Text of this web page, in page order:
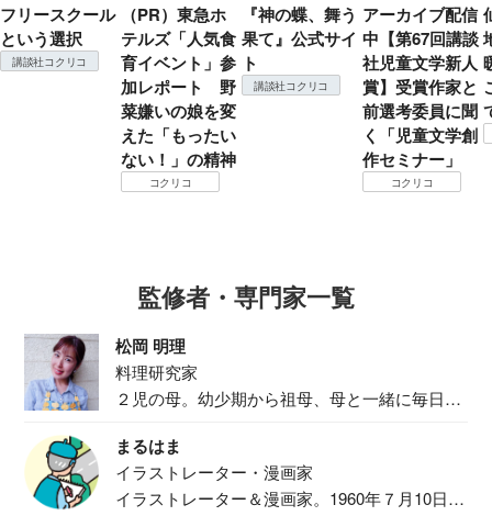
フリースクール
という選択
講談社コクリコ
（PR）東急ホ
テルズ「人気食
育イベント」参
加レポート 野
菜嫌いの娘を変
えた「もったい
ない！」の精神
コクリコ
『神の蝶、舞う
果て』公式サイ
ト
講談社コクリコ
アーカイブ配信
中【第67回講談
社児童文学新人
賞】受賞作家と
前選考委員に聞
く「児童文学創
作セミナー」
コクリコ
監修者・専門家一覧
松岡 明理
料理研究家
２児の母。幼少期から祖母、母と一緒に毎日の
まるはま
イラストレーター・漫画家
イラストレーター＆漫画家。1960年７月10日生